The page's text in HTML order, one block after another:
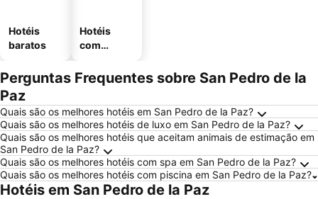
Hotéis
baratos
Hotéis
com
mento
Perguntas Frequentes sobre San Pedro de la
Paz
Quais são os melhores hotéis em San Pedro de la Paz?
Quais são os melhores hotéis de luxo em San Pedro de la Paz?
Quais são os melhores hotéis que aceitam animais de estimação em
San Pedro de la Paz?
Quais são os melhores hotéis com spa em San Pedro de la Paz?
Quais são os melhores hotéis com piscina em San Pedro de la Paz?
Hotéis em San Pedro de la Paz